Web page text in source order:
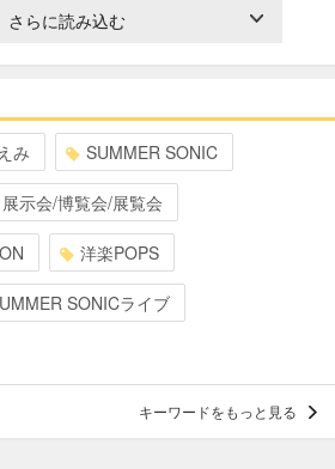
さらに読み込む
み SUMMER SONIC
展示会/博覧会/展覧会
洋楽POPS
SONICライブ
キーワードをもっと見る